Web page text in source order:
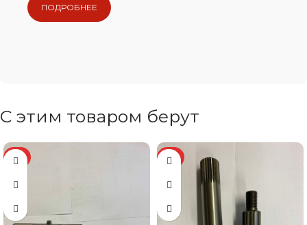
ПОДРОБНЕЕ
С этим товаром берут
ХИТ ХИТ